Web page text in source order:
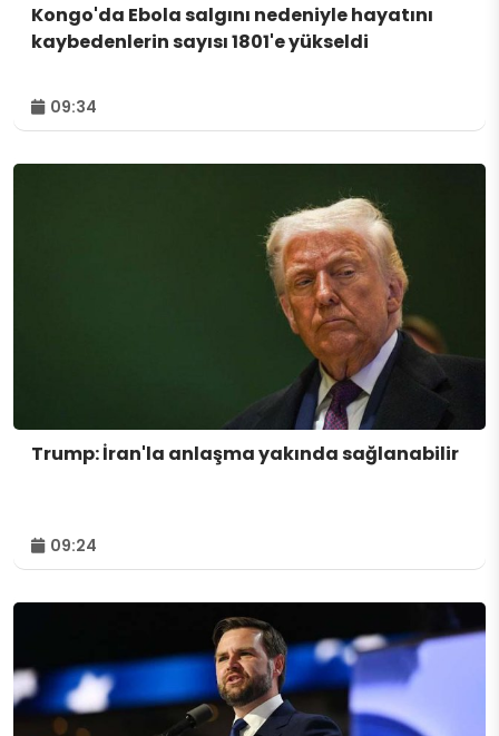
Kongo'da Ebola salgını nedeniyle hayatını
kaybedenlerin sayısı 1801'e yükseldi
09:34
Trump: İran'la anlaşma yakında sağlanabilir
09:24